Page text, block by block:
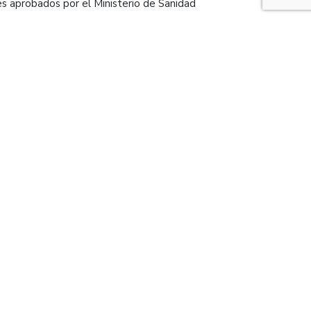
aprobados por el Ministerio de Sanidad